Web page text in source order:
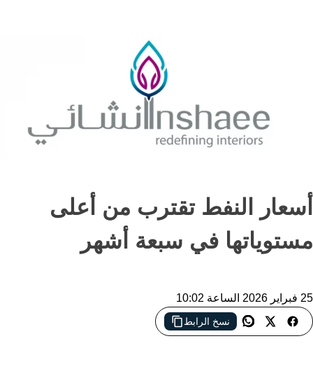
أسعار النفط تقترب من أعلى
مستوياتها في سبعة أشهر
25 فبراير 2026 الساعة 10:02
نسخ الرابط